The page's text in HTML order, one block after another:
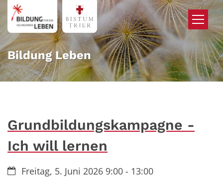
Zum Inhalt springen
Bildung Leben
Grundbildungskampagne -
Ich will lernen
Datum:Freitag, 5. Juni 2026 9:00 - 13:00